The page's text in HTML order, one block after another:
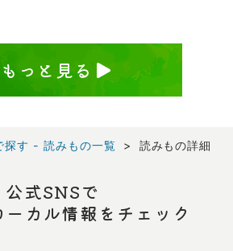
もっと見る
探す - 読みもの一覧 読みもの詳細
公式SNSで
カル情報をチェック